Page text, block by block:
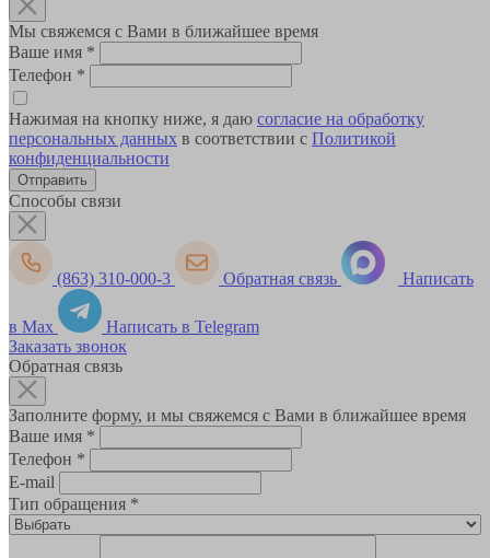
Мы свяжемся с Вами в ближайшее время
Ваше имя *
Телефон *
Нажимая на кнопку ниже, я даю согласие на обработку
персональных данных в соответствии с Политикой
конфиденциальности
Способы связи
(863) 310-000-3 Обратная связь Написать
в Max
Написать в Telegram
Заказать звонок
Обратная связь
Заполните форму, и мы свяжемся с Вами в ближайшее время
Ваше имя *
Телефон *
E-mail
Тип обращения *